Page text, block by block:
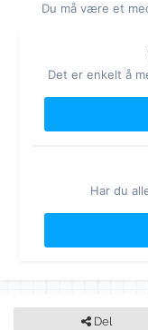
Du må være et
Det er enkelt å
Har du
Del